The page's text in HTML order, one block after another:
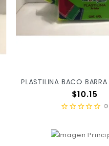
Precio
$10.15
0